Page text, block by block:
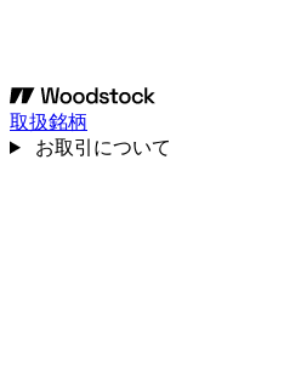
取扱銘柄
お取引について